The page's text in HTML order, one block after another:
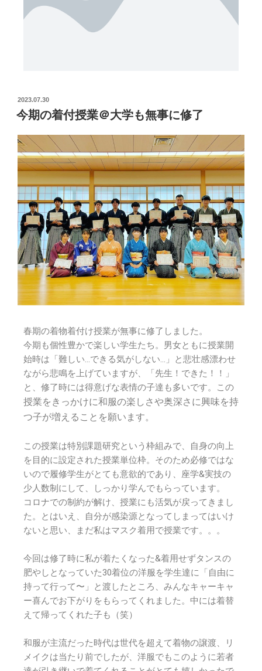
2023.07.30
今期の着付授業＠大学も無事に修了
春期の着物着付け授業が無事に修了しました。
今期も個性豊かで楽しい学生たち。男女ともに授業開
始時は「難しい…できる気がしない…」と悲壮感漂わせ
ながら悲鳴を上げていますが、「先生！できた！！」
と、修了時には得意げな表情の子達も多いです。この
授業をきっかけに和服の楽しさや奥深さに興味を持
つ子が増えることを願います。
この授業は特別課題研究という枠組みで、自身の向上
を目的に設定された授業単位枠。そのため必修ではな
いので履修学生がとても意欲的であり、座学&実技の
少人数制にして、しっかり学んでもらっています。
コロナでの制約が解け、授業にも活気が戻ってきまし
た。とはいえ、自分が感染源となってしまってはいけ
ないと思い、まだ私はマスク着用で授業です。。。
今回は修了時に私が着たくなった&着用せずタンスの
肥やしとなっていた30着位の洋服を学生達に「自由に
持って行って〜」と渡したところ、みんなキャーキャ
ー喜んでお下がりをもらってくれました。中には着替
えて帰ってくれた子も（笑）
和服が主流だった時代は世代を超えて着物の譲渡、リ
メイクは当たり前でしたが、洋服でもこのように若者